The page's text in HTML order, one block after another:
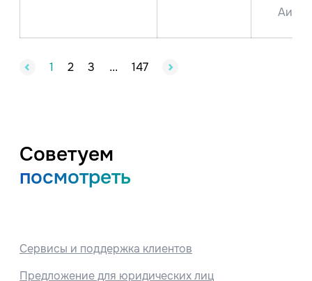
Аи-
1 2 3 ... 147
Советуем
посмотреть
Сервисы и поддержка клиентов
Предложение для юридических лиц